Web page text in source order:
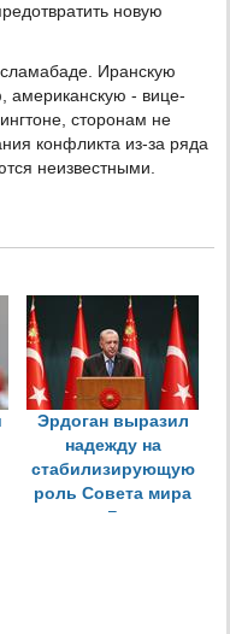
новую
Иранскую
американскую - вице-
сторонам не
конфликта из-за ряда
неизвестными.
Эрдоган выразил
надежду на
стабилизирующую
роль Совета мира
по Газе